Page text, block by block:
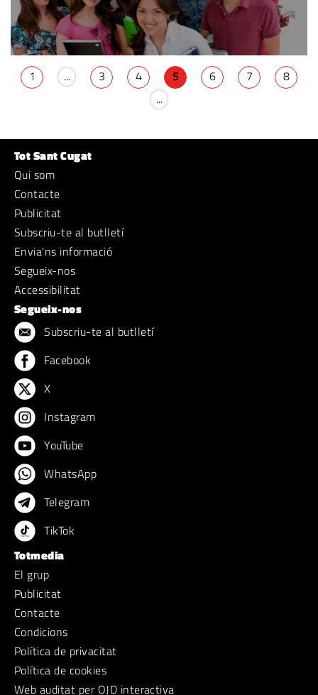
1 ... 3 4 5 6 7
8
...
Tot Sant Cugat
Qui som
Contacte
Publicitat
Subscriu-te al butlletí
Envia'ns informació
Segueix-nos
Accessibilitat
Segueix-nos
Subscriu-te al butlletí
Facebook
X
Instagram
YouTube
WhatsApp
Telegram
TikTok
Totmedia
El grup
Publicitat
Contacte
Condicions
Política de privacitat
Política de cookies
Web auditat per OJD interactiva